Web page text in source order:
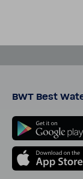
BWT Best